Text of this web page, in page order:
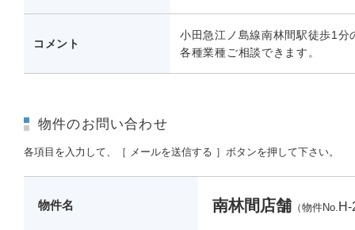
コメント
小田急江ノ島線南林間駅徒歩1
各種業種ご相談できます。
物件のお問い合わせ
各項目を入力して、［ メールを送信する ］ボタンを押して下さい。
物件名 南林間店舗 （物件No.